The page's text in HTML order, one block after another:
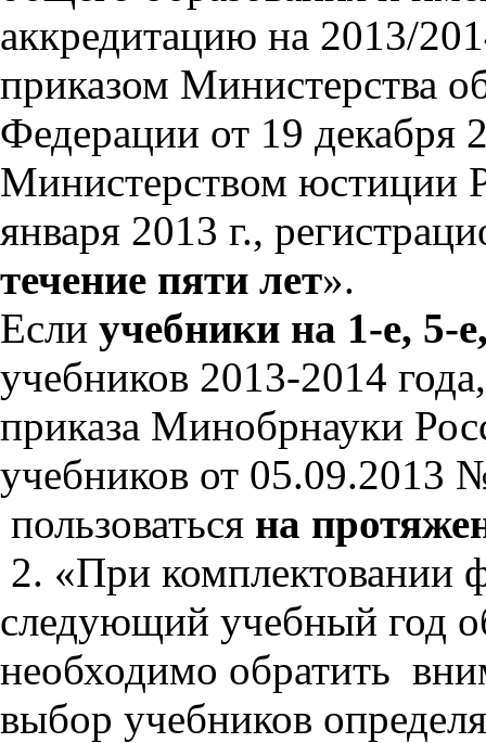
аккредитацию на 2013/
приказом Министерства
Федерации от 19 декабря
Министерством юстиции
января 2013 г.,
течение пяти лет».
Если учебники на 1-е, 5-
учебников 2013-2014
приказа Минобрнауки
учебников от
пользоваться на
2. «При комплектовании
следующий учебный год
необходимо обратить
выбор учебников